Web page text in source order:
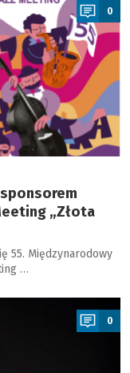
0
„Złota
55. Międzynarodowy
…
0